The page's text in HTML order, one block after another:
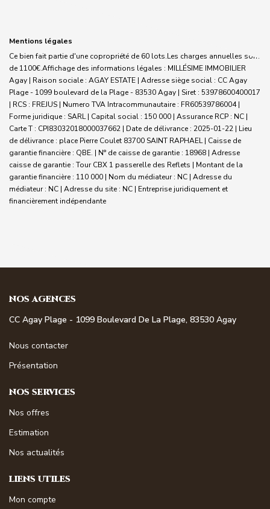
Mentions légales
Ce bien fait partie d'une copropriété de 60 lots.Les charges annuelles sont
de 1100€.Affichage des informations légales : MILLÉSIME IMMOBILIER
Agay | Raison sociale : AGAY ESTATE | Adresse siège social : CC Agay
Plage - 1099 boulevard de la Plage - 83530 Agay | Siret : 53978600400017
| RCS : FREJUS | Numero TVA Intracommunautaire : FR60539786004 |
Forme juridique : SARL | Capital social : 150 000 | Assurance RCP : NC |
Carte T : CPI83032018000037662 | Date de délivrance : 2025-01-22 | Lieu
de délivrance : place Pierre Coulet 83700 SAINT RAPHAEL | Caisse de
garantie financière : QBE. | N° de caisse de garantie : 18968 | Adresse
caisse de garantie : Tour CBX 1 passerelle des Reflets | Montant de la
garantie financière : 110 000 | Nom du médiateur : NC | Adresse du
médiateur : NC | Adresse du site : NC | Entreprise juridiquement et
financièrement indépendante
NOS AGENCES
CC Agay Plage - 1099 Boulevard De La Plage, 83530 Agay
Nous contacter
Présentation
NOS SERVICES
Nos offres
Estimation
Nos actualités
LIENS UTILES
Mon compte